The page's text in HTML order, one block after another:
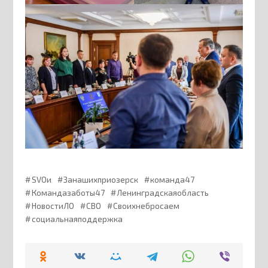
SVOи Занашихприозерск
команда47
Командазаботы47
Ленинградскаяобласть
НовостиЛО
СВО
Своихнебросаем
социальнаяподдержка